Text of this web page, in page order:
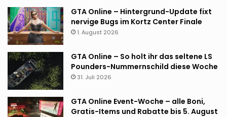
GTA Online – Hintergrund-Update fixt
nervige Bugs im Kortz Center Finale
1. August 2026
GTA Online – So holt ihr das seltene LS
Pounders-Nummernschild diese Woche
31. Juli 2026
GTA Online Event-Woche – alle Boni,
Gratis-Items und Rabatte bis 5. August